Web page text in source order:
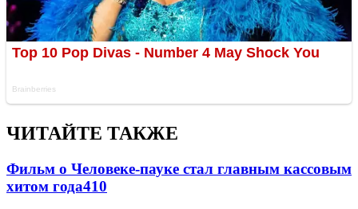
ЧИТАЙТЕ ТАКЖЕ
Фильм о Человеке-пауке стал главным кассовым
хитом года410